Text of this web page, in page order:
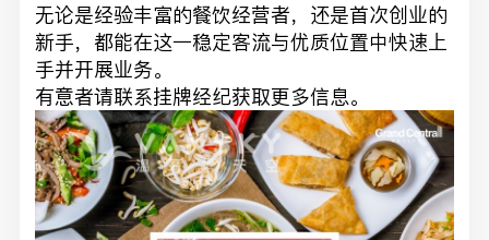
无论是经验丰富的餐饮经营者，还是首次创业的
新手，都能在这一稳定客流与优质位置中快速上
手并开展业务。
有意者请联系挂牌经纪获取更多信息。